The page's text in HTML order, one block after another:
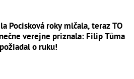
Pocisková roky mlčala, teraz TO
verejne priznala: Filip Tůma
o ruku!